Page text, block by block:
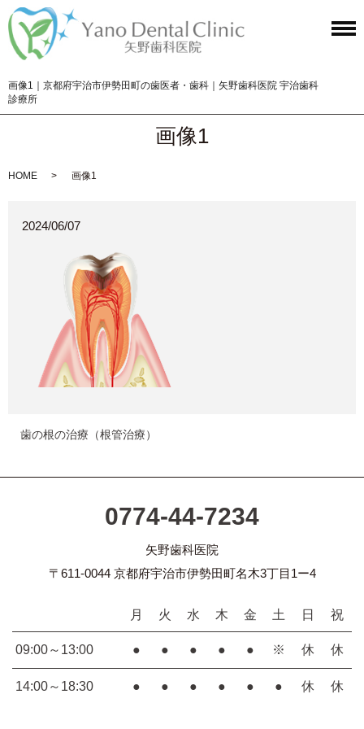
画像1｜京都府宇治市伊勢田町の歯医者・歯科｜矢野歯科医院 宇治歯科
診療所
画像1
HOME 画像1
2024/06/07
歯の根の治療（根管治療）
0774-44-7234
矢野歯科医院
〒611-0044 京都府宇治市伊勢田町名木3丁目1ー4
月 火 水 木 金 土 日 祝
09:00～13:00 ● ● ● ● ● ※ 休 休
14:00～18:30 ● ● ● ● ● ● 休 休